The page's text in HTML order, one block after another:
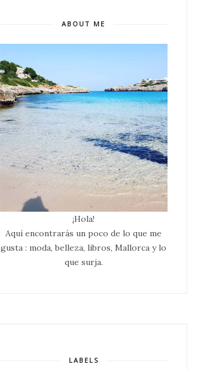
ABOUT ME
¡Hola!
Aquí encontrarás un poco de lo que me
gusta : moda, belleza, libros, Mallorca y lo
que surja.
LABELS